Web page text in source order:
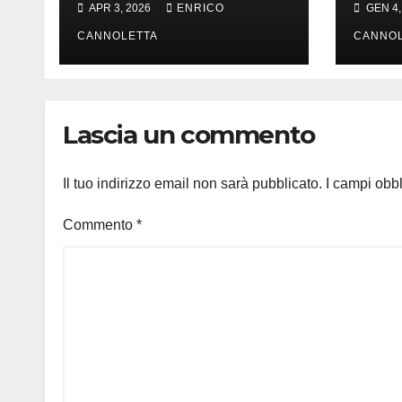
APR 3, 2026 ENRICO
CANNOLETTA
inGEN
Lascia un commento
Il tuo indirizzo email non sarà pubblicato. I campi
Commento *